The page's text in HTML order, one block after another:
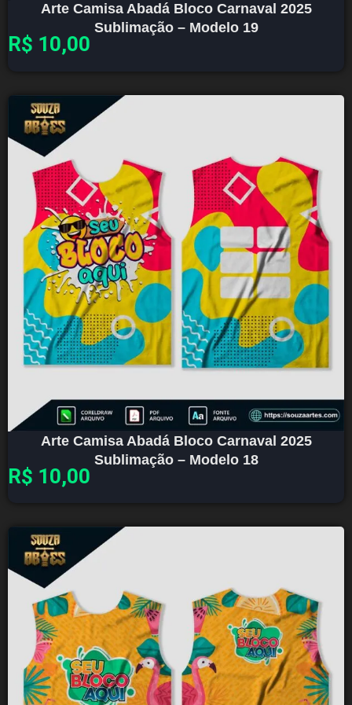
Arte Camisa Abadá Bloco Carnaval 2025
Sublimação – Modelo 19
R$ 10,00
Arte Camisa Abadá Bloco Carnaval 2025
Sublimação – Modelo 18
R$ 10,00